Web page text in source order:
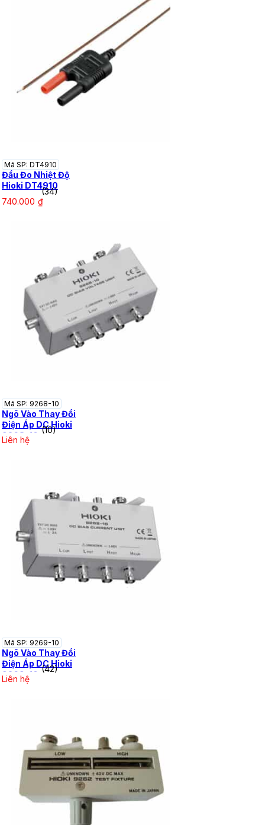
Mã SP: DT4910
Đầu Đo Nhiệt Độ
Hioki DT4910
(34)
740.000 ₫
Mã SP: 9268-10
Ngõ Vào Thay Đổi
Điện Áp DC Hioki
9268-10 (10)
Liên hệ
Mã SP: 9269-10
Ngõ Vào Thay Đổi
Điện Áp DC Hioki
9269-10 (42)
Liên hệ